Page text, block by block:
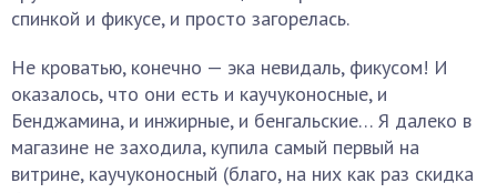
спинкой и фикусе, и просто загорелась.
Не кроватью, конечно — эка невидаль, фикусом! И
оказалось, что они есть и каучуконосные, и
Бенджамина, и инжирные, и бенгальские… Я далеко в
магазине не заходила, купила самый первый на
витрине, каучуконосный (благо, на них как раз скидка